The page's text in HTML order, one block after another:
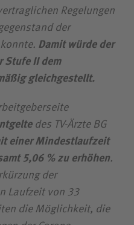
Regelungen
der
Damit würde der
Stufe II dem
gleich­gestellt.
des TV-Ärzte BG
einer Mindest­laufzeit
5,06 % zu erhöhen.
der
Laufzeit von 33
die Möglichkeit, die